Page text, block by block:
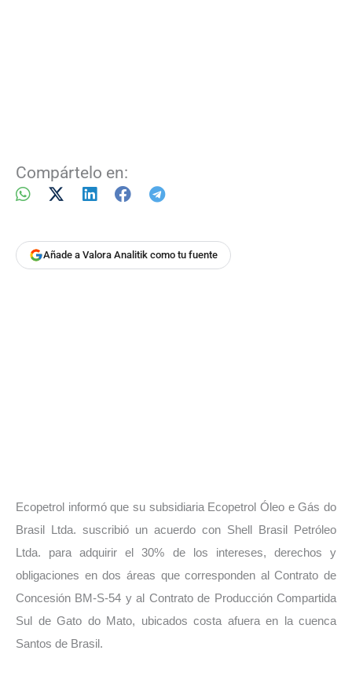
Compártelo en:
Añade a Valora Analitik como tu fuente
Ecopetrol informó que su subsidiaria Ecopetrol Óleo e Gás do
Brasil Ltda. suscribió un acuerdo con Shell Brasil Petróleo
Ltda. para adquirir el 30% de los intereses, derechos y
obligaciones en dos áreas que corresponden al Contrato de
Concesión BM-S-54 y al Contrato de Producción Compartida
Sul de Gato do Mato, ubicados costa afuera en la cuenca
Santos de Brasil.